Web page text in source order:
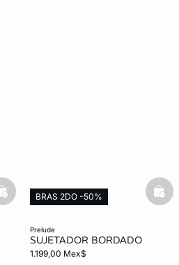
basketfull
prelude
SUJETADOR BORDADO
1.199,00 Mex$
BRAS 2DO -50%